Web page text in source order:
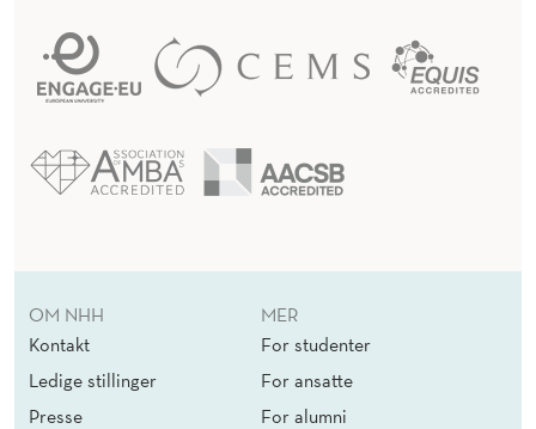
OM NHH
Kontakt
Ledige stillinger
Presse
MER
For studenter
For ansatte
For alumni